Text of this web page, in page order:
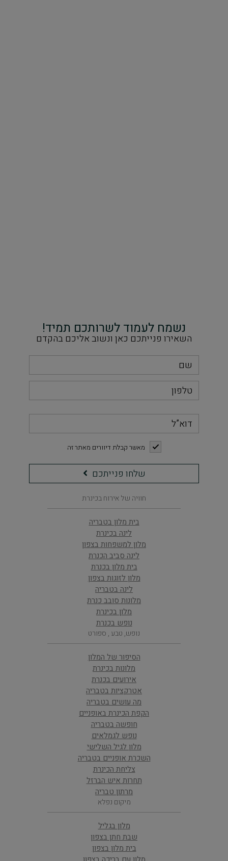
נשמח לעמוד לשרותכם תמיד!
השאירו פנייתכם כאן ונשוב אליכם בהקדם
checkbox
מאשר קבלת דיוורים מאתר זה
שלחו
פנייתכם
שלחו פנייתכם
חוויה של אירוח בכינרת
בית מלון בטבריה
לינה בכינרת
מלון למשפחות בצפון
לינה סביב הכנרת
בית מלון בכנרת
מלון לזוגות בצפון
לינה בטבריה
מלונות סובב כנרת
מלון בכינרת
נופש בכנרת
נופש, טבע , ספורט
הסיפור של המלון
מלונות בכינרת
אירועים בכנרת
אטרקציות בטבריה
מה עושים בטבריה
הקפת הכינרת באופניים
חופשה בטבריה
נופש לגמלאים
מלון לגיל השלישי
השכרת אופניים בטבריה
צליחת הכינרת
תחרות איש הברזל
מרתון טבריה
מיקום נפלא
מלון בגליל
שבת חתן בצפון
בית מלון בצפון